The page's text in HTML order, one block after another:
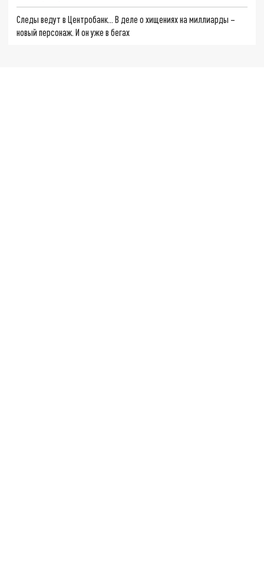
Следы ведут в Центробанк… В деле о хищениях на миллиарды –
новый персонаж. И он уже в бегах